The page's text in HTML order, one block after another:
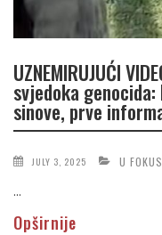
UZNEMIRUJUĆI
svjedoka
sinove, prve
JULY 3, 2025 U
...
Opširnije